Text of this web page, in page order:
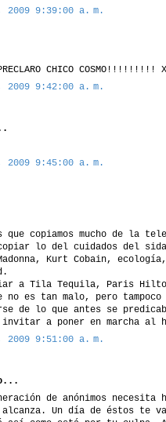
9:39:00 a. m.
CHICO COSMO!!!!!!!!!
9:42:00 a. m.
9:45:00 a. m.
que copiamos mucho de la
lo del cuidados del
Kurt Cobain,
a Tila Tequila, Paris
es tan malo, pero tampoco
de lo que antes se
a poner en marcha al
9:51:00 a. m.
de anónimos necesita
Un día de éstos te